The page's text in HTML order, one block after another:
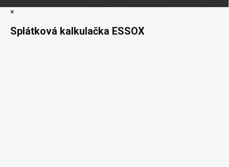
×
Splátková kalkulačka ESSOX